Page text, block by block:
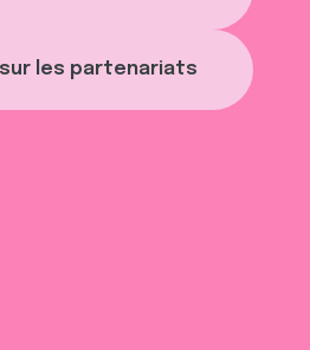
les partenariats